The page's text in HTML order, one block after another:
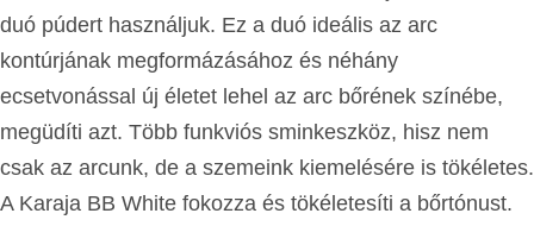
duó púdert használjuk. Ez a duó ideális az arc
kontúrjának megformázásához és néhány
ecsetvonással új életet lehel az arc bőrének színébe,
megüdíti azt. Több funkviós sminkeszköz, hisz nem
csak az arcunk, de a szemeink kiemelésére is tökéletes.
A Karaja BB White fokozza és tökéletesíti a bőrtónust.